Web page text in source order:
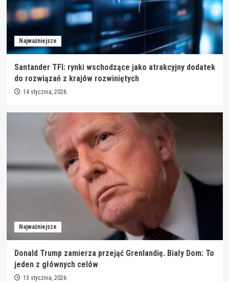
Najważniejsze
Santander TFI: rynki wschodzące jako atrakcyjny dodatek
do rozwiązań z krajów rozwiniętych
14 stycznia, 2026
Najważniejsze
Donald Trump zamierza przejąć Grenlandię. Biały Dom: To
jeden z głównych celów
13 stycznia, 2026